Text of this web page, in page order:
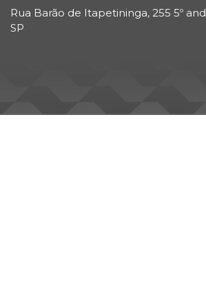
Rua Barão de Itapetininga, 255 5º
SP